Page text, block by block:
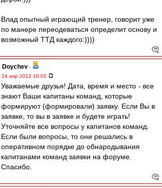
Влад опытный играющий тренер, говорит уже
по манере переодеваться определит основу и
возможный ТТД каждого:))))
Doychev -
24 апр 2012 10:02
Уважаемые друзья! Дата, время и место - все
знают Ваши капитаны команд, которые
формируют (формировали) заявку. Если Вы в
заявке, то вы в заявке и будете играть!
Уточняйте все вопросы у капитанов команд.
Если были вопросы, то они решались в
оперативном порядке до обнародывания
капитанами команд заявки на форуме.
Спасибо.